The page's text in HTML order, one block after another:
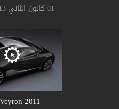
01 كانون الثاني 2013, 12:00 ص
2011